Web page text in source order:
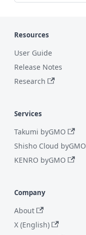
Resources
User Guide
Release Notes
Research
Services
Takumi byGMO
Shisho Cloud byGMO
KENRO byGMO
Company
About
X (English)